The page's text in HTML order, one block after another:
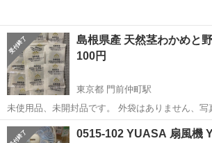
島根県產 天然茎わかめと
100円
東京都 門前仲町駅
未使用品、未開封品です。 外袋はありません、写
ままのお渡しいたしますため、気になる方はお持
参下さい。 引き取り場所(応相談)にお越しいただき、お釣り銭なしで
東京 千代田区 門前仲町駅 その他
0515-102 YUASA 扇風機